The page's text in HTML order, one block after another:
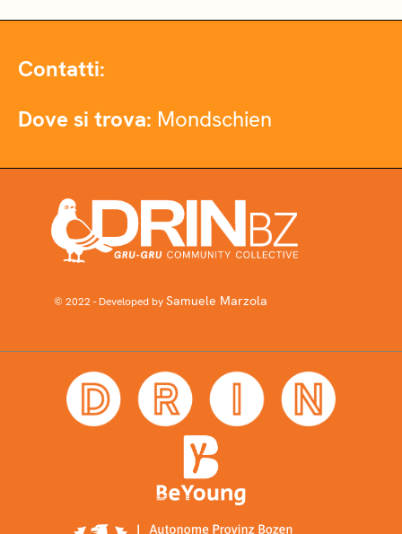
Contatti:
Dove si trova: Mondschien
© 2022 - Developed bySamuele Marzola